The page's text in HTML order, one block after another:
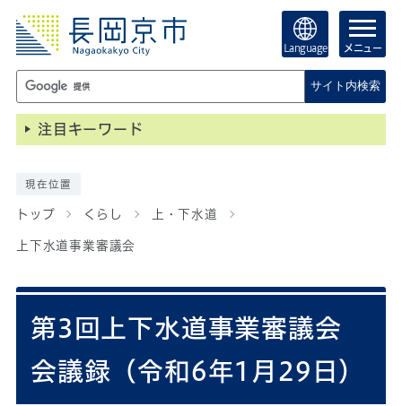
Language メニュー
サイト内検索
注目キーワード
現在位置
トップ くらし 上・下水道
上下水道事業審議会
第3回上下水道事業審議会
会議録（令和6年1月29日）